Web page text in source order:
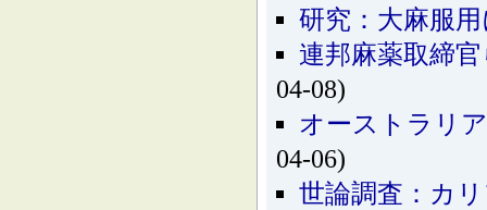
研究：大麻服
連邦麻薬取締
04-08)
オーストラリ
04-06)
世論調査：カ